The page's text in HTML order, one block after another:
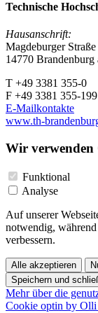
Technische
Hausanschrift:
Magdeburger
14770 Brandenburg
T +49 3381 355-0
F +49 3381 355-199
E-Mailkontakte
www.th-
Wir verwenden
Funktional
Analyse
Auf unserer
notwendig, während
verbessern.
Alle akzeptieren
Speichern und
Mehr über die
Cookie optin by Olli